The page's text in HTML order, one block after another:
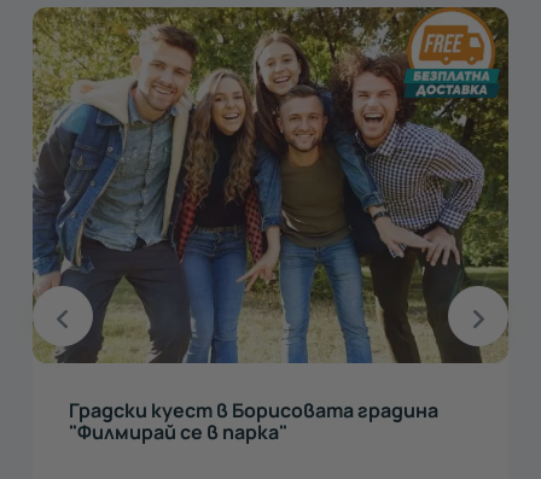
Градски куест в Борисовата градина
"Филмирай се в парка"